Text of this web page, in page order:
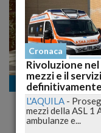
Cronaca nazionale
Belen e
Chi è la Più
La "Sfida" sul Social
Cronaca
Rivoluzione
mezzi e il
definitivamente
L'AQUILA -
mezzi della ASL 1
ambulanze e...